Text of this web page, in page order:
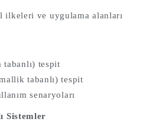
ilkeleri ve uygulama alanları
tabanlı) tespit
tabanlı) tespit
senaryoları
Sistemler